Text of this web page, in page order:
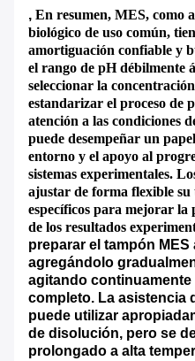
, En resumen, MES, como
biológico de uso común,
amortiguación confiable y
el rango de pH débilmente
seleccionar la
estandarizar el proceso de
atención a las condiciones
puede desempeñar un
entorno y el apoyo al
sistemas experimentales.
ajustar de forma flexible su
específicos para mejorar
de los resultados
preparar el tampón
agregándolo
agitando
completo. La asistencia
puede utilizar
de disolución, pero se
prolongado a alta